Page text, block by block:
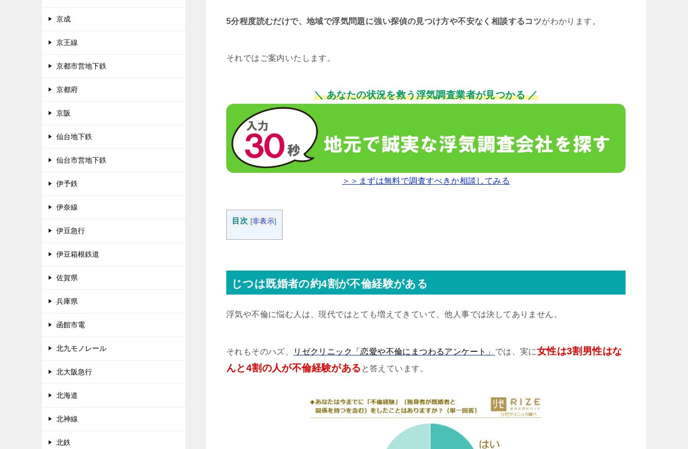
5分程度読むだけで、地域で浮気問題に強い探偵の見つけ方や不安なく相談するコツがわかります。
それではご案内いたします。
＼ あなたの状況を救う浮気調査業者が見つかる ／
＞＞まずは無料で調査すべきか相談してみる
目次 [非表示]
じつは既婚者の約4割が不倫経験がある
浮気や不倫に悩む人は、現代ではとても増えてきていて、他人事では決してありません。
それもそのハズ、 リゼクリニック「恋愛や不倫にまつわるアンケート」 では、実に女性は3割男性はな
んと4割の人が不倫経験がある と答えています。
京成
京王線
京都市営地下鉄
京都府
京阪
仙台地下鉄
仙台市営地下鉄
伊予鉄
伊奈線
伊豆急行
伊豆箱根鉄道
佐賀県
兵庫県
函館市電
北九モノレール
北大阪急行
北海道
北神線
北鉄